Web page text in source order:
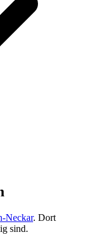
Neckar. Dort
sind.